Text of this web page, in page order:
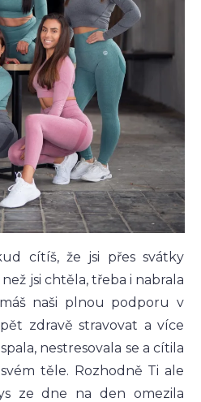
cítíš, že jsi přes svátky
jsi chtěla, třeba i nabrala
naši plnou podporu v
zdravě stravovat a více
nestresovala se a cítila
těle. Rozhodně Ti ale
ze dne na den omezila